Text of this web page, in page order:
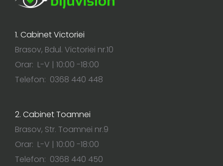
1. Cabinet Victoriei
Brasov, Bdul. Victoriei nr.10
Orar: L-V | 10:00 -18:00
Telefon: 0368 440 448
2. Cabinet Toamnei
Brasov, Str. Toamnei nr.9
Orar: L-V | 10:00 -18:00
Telefon: 0368 440 450